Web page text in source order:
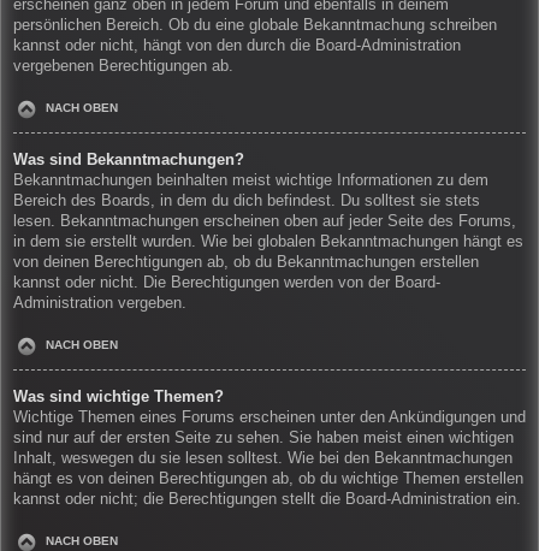
erscheinen ganz oben in jedem Forum und ebenfalls in deinem
persönlichen Bereich. Ob du eine globale Bekanntmachung schreiben
kannst oder nicht, hängt von den durch die Board-Administration
vergebenen Berechtigungen ab.
NACH OBEN
Was sind Bekanntmachungen?
Bekanntmachungen beinhalten meist wichtige Informationen zu dem
Bereich des Boards, in dem du dich befindest. Du solltest sie stets
lesen. Bekanntmachungen erscheinen oben auf jeder Seite des Forums,
in dem sie erstellt wurden. Wie bei globalen Bekanntmachungen hängt es
von deinen Berechtigungen ab, ob du Bekanntmachungen erstellen
kannst oder nicht. Die Berechtigungen werden von der Board-
Administration vergeben.
NACH OBEN
Was sind wichtige Themen?
Wichtige Themen eines Forums erscheinen unter den Ankündigungen und
sind nur auf der ersten Seite zu sehen. Sie haben meist einen wichtigen
Inhalt, weswegen du sie lesen solltest. Wie bei den Bekanntmachungen
hängt es von deinen Berechtigungen ab, ob du wichtige Themen erstellen
kannst oder nicht; die Berechtigungen stellt die Board-Administration ein.
NACH OBEN